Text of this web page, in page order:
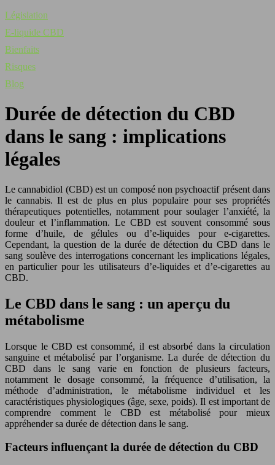
Législation
E-liquide CBD
Bienfaits
Risques
Blog
Durée de détection du CBD
dans le sang : implications
légales
Le cannabidiol (CBD) est un composé non psychoactif présent dans
le cannabis. Il est de plus en plus populaire pour ses propriétés
thérapeutiques potentielles, notamment pour soulager l’anxiété, la
douleur et l’inflammation. Le CBD est souvent consommé sous
forme d’huile, de gélules ou d’e-liquides pour e-cigarettes.
Cependant, la question de la durée de détection du CBD dans le
sang soulève des interrogations concernant les implications légales,
en particulier pour les utilisateurs d’e-liquides et d’e-cigarettes au
CBD.
Le CBD dans le sang : un aperçu du
métabolisme
Lorsque le CBD est consommé, il est absorbé dans la circulation
sanguine et métabolisé par l’organisme. La durée de détection du
CBD dans le sang varie en fonction de plusieurs facteurs,
notamment le dosage consommé, la fréquence d’utilisation, la
méthode d’administration, le métabolisme individuel et les
caractéristiques physiologiques (âge, sexe, poids). Il est important de
comprendre comment le CBD est métabolisé pour mieux
appréhender sa durée de détection dans le sang.
Facteurs influençant la durée de détection du CBD